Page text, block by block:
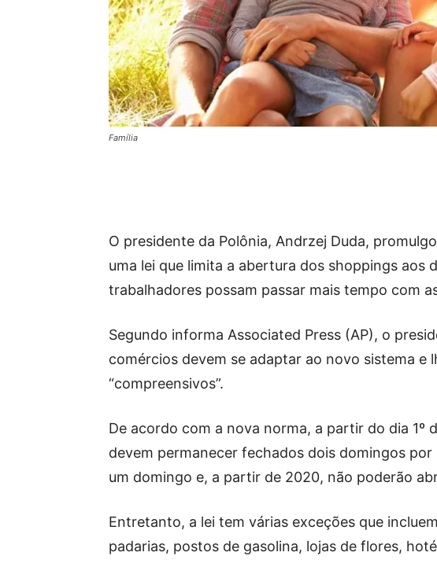
Família
O presidente da Polônia, Andrzej Duda,
uma lei que limita a abertura dos shoppings aos
trabalhadores possam passar mais tempo com
Segundo informa Associated Press (AP), o
comércios devem se adaptar ao novo sistema e
“compreensivos”.
De acordo com a nova norma, a partir do dia 1º
devem permanecer fechados dois domingos
um domingo e, a partir de 2020, não poderão
Entretanto, a lei tem várias exceções que
padarias, postos de gasolina, lojas de flores,